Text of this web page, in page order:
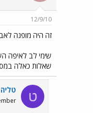
12/9/10
זה היה מופנה
שימי לב לאיפה
שאלות כאלה
ט